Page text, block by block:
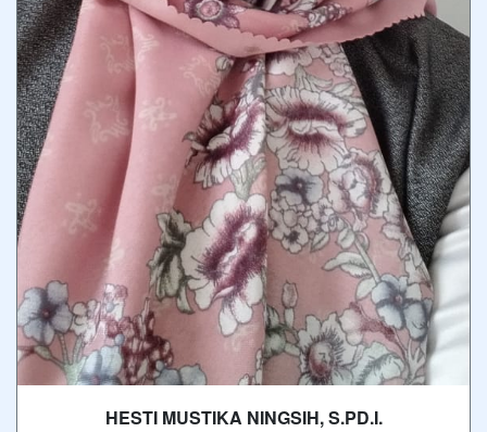
HESTI MUSTIKA NINGSIH, S.PD.I.